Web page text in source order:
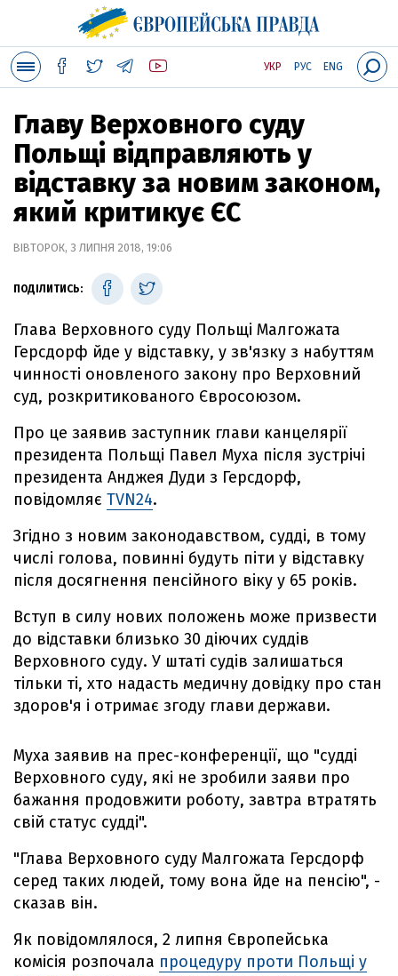
УКР РУС ENG
Главу Верховного суду
Польщі відправляють у
відставку за новим законом,
який критикує ЄС
ВІВТОРОК, 3 ЛИПНЯ 2018, 19:06
ПОДІЛИТИСЬ:
Глава Верховного суду Польщі Малгожата
Герсдорф йде у відставку, у зв'язку з набуттям
чинності оновленого закону про Верховний
суд, розкритикованого Євросоюзом.
Про це заявив заступник глави канцелярії
президента Польщі Павел Муха після зустрічі
президента Анджея Дуди з Герсдорф,
повідомляє TVN24.
Згідно з новим законодавством, судді, в тому
числі голова, повинні будуть піти у відставку
після досягнення пенсійного віку у 65 років.
Вступ в силу нових положень може призвести
до відставки близько 30 діючих суддів
Верховного суду. У штаті судів залишаться
тільки ті, хто надасть медичну довідку про стан
здоров'я і отримає згоду глави держави.
Муха заявив на прес-конференції, що "судді
Верховного суду, які не зробили заяви про
бажання продовжити роботу, завтра втратять
свій статус судді".
"Глава Верховного суду Малгожата Герсдорф
серед таких людей, тому вона йде на пенсію", -
сказав він.
Як повідомлялося, 2 липня Європейська
комісія розпочала процедуру проти Польщі у